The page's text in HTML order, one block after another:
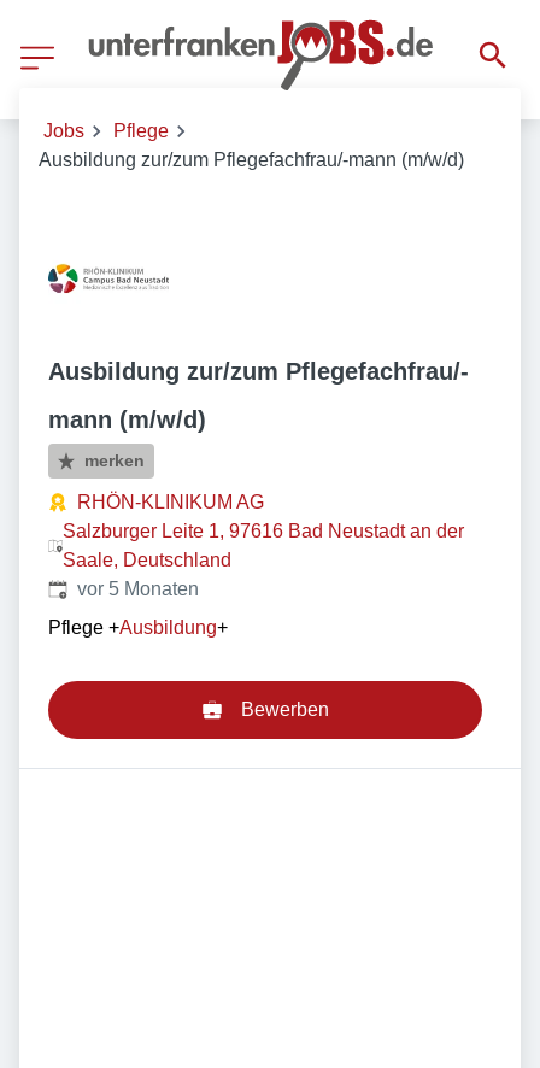
Jobs
Pflege
Ausbildung zur/zum Pflegefachfrau/-mann (m/w/d)
Ausbildung zur/zum Pflegefachfrau/-
mann (m/w/d)
merken
RHÖN-KLINIKUM AG
Salzburger Leite 1, 97616 Bad Neustadt an der
Saale, Deutschland
Veröffentlicht:
vor 5 Monaten
Pflege +Ausbildung+
Bewerben